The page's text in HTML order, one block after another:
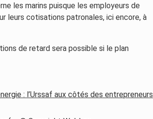
les marins puisque les employeurs de
leurs cotisations patronales, ici encore, à
de retard sera possible si le plan
: l’Urssaf aux côtés des entrepreneurs